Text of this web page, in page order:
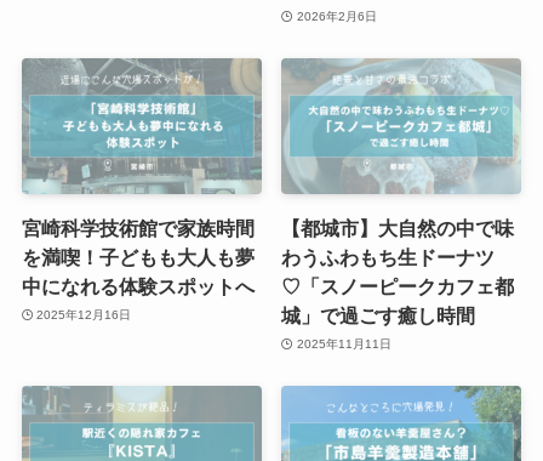
2026年2月6日
宮崎科学技術館で家族時間
を満喫！子どもも大人も夢
中になれる体験スポットへ
2025年12月16日
【都城市】大自然の中で味
わうふわもち生ドーナツ
♡「スノーピークカフェ都
城」で過ごす癒し時間
2025年11月11日